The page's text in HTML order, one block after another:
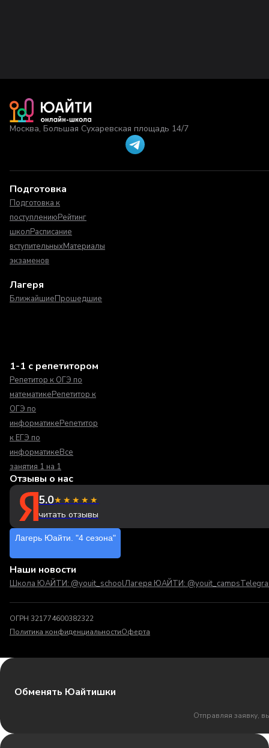
Москва, Большая Сухаревская площадь 14/7
Подготовка
Подготовка к
поступлениюРейтинг
школРасписание
вступительныхМатериалы
экзаменов
Лагеря
БлижайшиеПрошедшие
1-1 с репетитором
Репетитор к ОГЭ по
математикеРепетитор к
ОГЭ по
информатикеРепетитор
к ЕГЭ по
информатикеВсе
занятия 1 на 1
Отзывы о нас
5.0★★★★★
читать отзывы
Лагерь Юайти. "4 сезона"
Наши новости
Школа ЮАЙТИ: @youit_schoolЛагеря ЮАЙТИ: @youit_camps
ОГРН 321774600382322
Политика конфиденциальностиОферта
Обменять Юайтишки
Отправляя заявку,